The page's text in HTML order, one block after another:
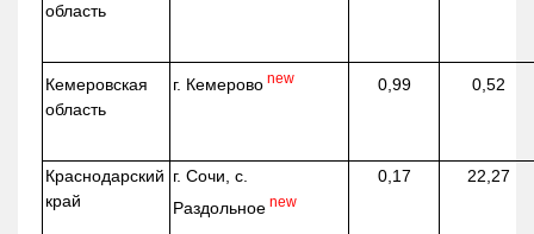
область
Кемеровская
область
г. Кемерово new 0,99 0,52
Краснодарский
край
г. Сочи, с.
Раздольное new
0,17 22,27